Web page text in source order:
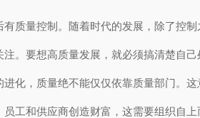
质量控制。随着时代的发展，除了控
。要想高质量发展，就必须搞清楚自
化，质量绝不能仅仅依靠质量部门。
工和供应商创造财富，这需要组织自